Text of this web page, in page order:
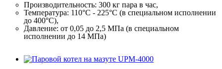
Производительность: 300 кг пара в час,
Температура: 110°C - 225°C (в специальном исполнении
до 400°C),
Давление: от 0,05 до 2,5 МПа (в специальном
исполнении до 14 МПа)